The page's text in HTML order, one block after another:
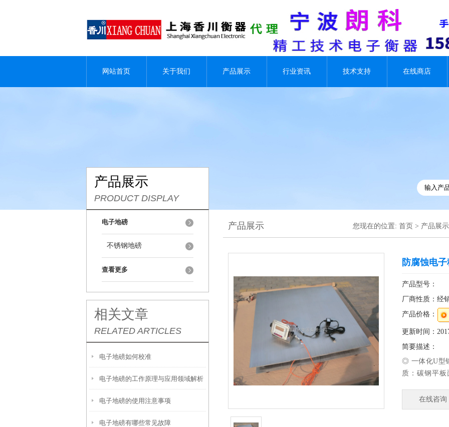
网站首页 关于我们 产品展示 行业资讯 技术支持 在线商店
产品展示
PRODUCT DISPLAY
电子地磅
不锈钢地磅
查看更多
相关文章
RELATED ARTICLES
电子地磅如何校准
电子地磅的工作原理与应用领域解析
电子地磅的使用注意事项
电子地磅有哪些常见故障
产品展示 您现在的位置: 首页 > 产品展示
防腐蚀电
产品型号：
厂商性质：经
产品价格：
更新时间：
简要描述：
◎ 一体化U型
质：碳钢平
在线咨询